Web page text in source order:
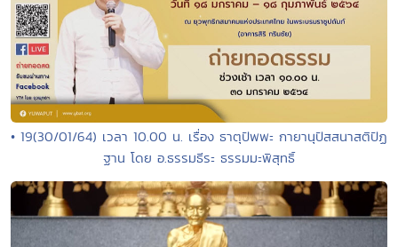
• 19(30/01/64) เวลา 10.00 น. เรื่อง ธาตุปัพพะ กายานุปัสสนาสติปัฏ
ฐาน โดย อ.ธรรมธีระ ธรรมมะพิสุทธิ์